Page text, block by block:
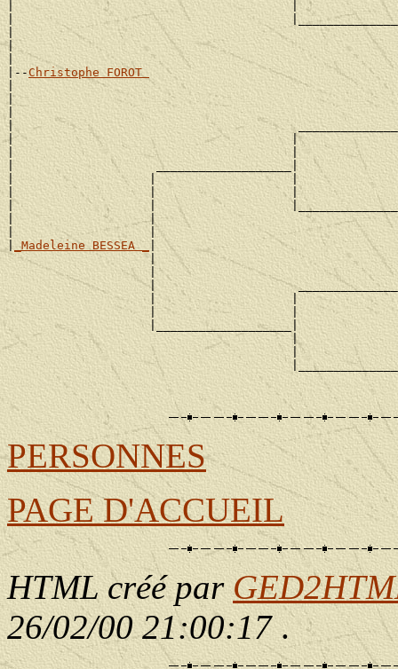
|                                       |
|
|                                                           |
|
|--Christophe FOROT
|
|
|
|
|                                       |                   |
|                                       |
|                    ___________________|
|                   |                   |
|                   |                   |
|                   |
|                   |                                       |
|                   |
| _Madeleine BESSEA _
|
|
|
|                   |
|                   |
                    |___________________|
|
|
PERSONNES
PAGE D'ACCUEIL
HTML créé par
26/02/00 21:00:17.